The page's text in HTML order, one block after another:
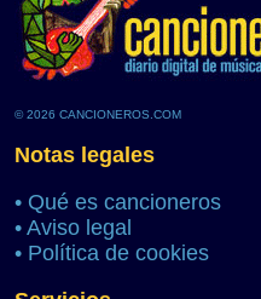
© 2026 CANCIONEROS.COM
Notas legales
• Qué es cancioneros
• Aviso legal
• Política de cookies